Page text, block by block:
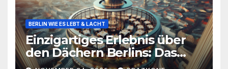
BERLIN WIE ES LEBT & LACHT
Einzigartiges Erlebnis über
den Dächern Berlins: Das
Drehrestaurant Sphere